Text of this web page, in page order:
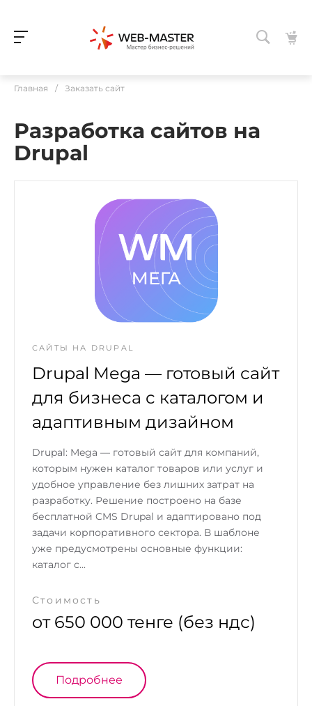
Главная / Заказать сайт
Разработка сайтов на
Drupal
САЙТЫ НА DRUPAL
Drupal Mega — готовый сайт
для бизнеса с каталогом и
адаптивным дизайном
Drupal: Mega — готовый сайт для компаний,
которым нужен каталог товаров или услуг и
удобное управление без лишних затрат на
разработку. Решение построено на базе
бесплатной CMS Drupal и адаптировано под
задачи корпоративного сектора. В шаблоне
уже предусмотрены основные функции:
каталог с...
Стоимость
от 650 000 тенге (без ндс)
Подробнее